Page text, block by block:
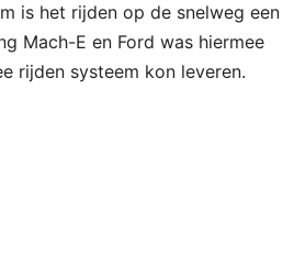
is het rijden op de snelweg een
Mach-E en Ford was hiermee
rijden systeem kon leveren.